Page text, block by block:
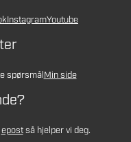
InstagramYoutube
spørsmålMin side
epostså hjelper vi deg.